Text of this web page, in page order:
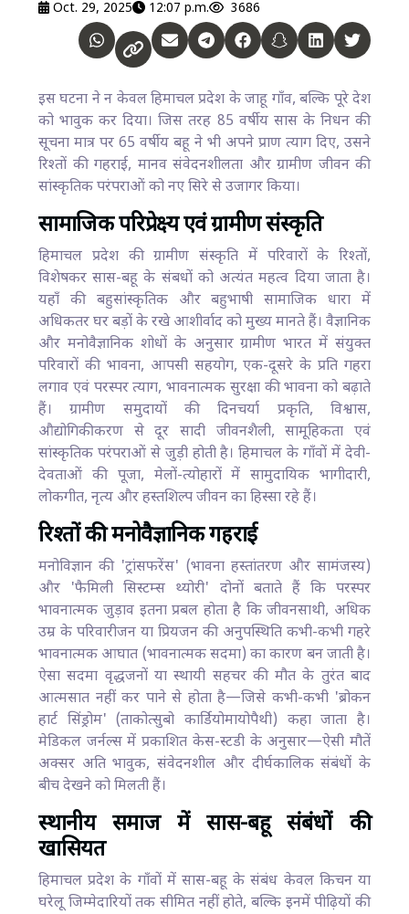
Oct. 29, 2025 12:07 p.m. 3686
इस घटना ने न केवल हिमाचल प्रदेश के जाहू गाँव, बल्कि पूरे देश
को भावुक कर दिया। जिस तरह 85 वर्षीय सास के निधन की
सूचना मात्र पर 65 वर्षीय बहू ने भी अपने प्राण त्याग दिए, उसने
रिश्तों की गहराई, मानव संवेदनशीलता और ग्रामीण जीवन की
सांस्कृतिक परंपराओं को नए सिरे से उजागर किया।
सामाजिक परिप्रेक्ष्य एवं ग्रामीण संस्कृति
हिमाचल प्रदेश की ग्रामीण संस्कृति में परिवारों के रिश्तों,
विशेषकर सास-बहू के संबधों को अत्यंत महत्व दिया जाता है।
यहाँ की बहुसांस्कृतिक और बहुभाषी सामाजिक धारा में
अधिकतर घर बड़ों के रखे आशीर्वाद को मुख्य मानते हैं। वैज्ञानिक
और मनोवैज्ञानिक शोधों के अनुसार ग्रामीण भारत में संयुक्त
परिवारों की भावना, आपसी सहयोग, एक-दूसरे के प्रति गहरा
लगाव एवं परस्पर त्याग, भावनात्मक सुरक्षा की भावना को बढ़ाते
हैं। ग्रामीण समुदायों की दिनचर्या प्रकृति, विश्वास,
औद्योगिकीकरण से दूर सादी जीवनशैली, सामूहिकता एवं
सांस्कृतिक परंपराओं से जुड़ी होती है। हिमाचल के गाँवों में देवी-
देवताओं की पूजा, मेलों-त्योहारों में सामुदायिक भागीदारी,
लोकगीत, नृत्य और हस्तशिल्प जीवन का हिस्सा रहे हैं।
रिश्तों की मनोवैज्ञानिक गहराई
मनोविज्ञान की 'ट्रांसफरेंस' (भावना हस्तांतरण और सामंजस्य)
और 'फैमिली सिस्टम्स थ्योरी' दोनों बताते हैं कि परस्पर
भावनात्मक जुड़ाव इतना प्रबल होता है कि जीवनसाथी, अधिक
उम्र के परिवारीजन या प्रियजन की अनुपस्थिति कभी-कभी गहरे
भावनात्मक आघात (भावनात्मक सदमा) का कारण बन जाती है।
ऐसा सदमा वृद्धजनों या स्थायी सहचर की मौत के तुरंत बाद
आत्मसात नहीं कर पाने से होता है—जिसे कभी-कभी 'ब्रोकन
हार्ट सिंड्रोम' (ताकोत्सुबो कार्डियोमायोपैथी) कहा जाता है।
मेडिकल जर्नल्स में प्रकाशित केस-स्टडी के अनुसार—ऐसी मौतें
अक्सर अति भावुक, संवेदनशील और दीर्घकालिक संबंधों के
बीच देखने को मिलती हैं।
स्थानीय समाज में सास-बहू संबंधों की
खासियत
हिमाचल प्रदेश के गाँवों में सास-बहू के संबंध केवल किचन या
घरेलू जिम्मेदारियों तक सीमित नहीं होते, बल्कि इनमें पीढ़ियों की